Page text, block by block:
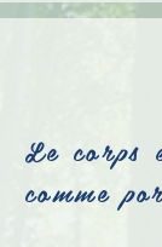
Le corps
comme